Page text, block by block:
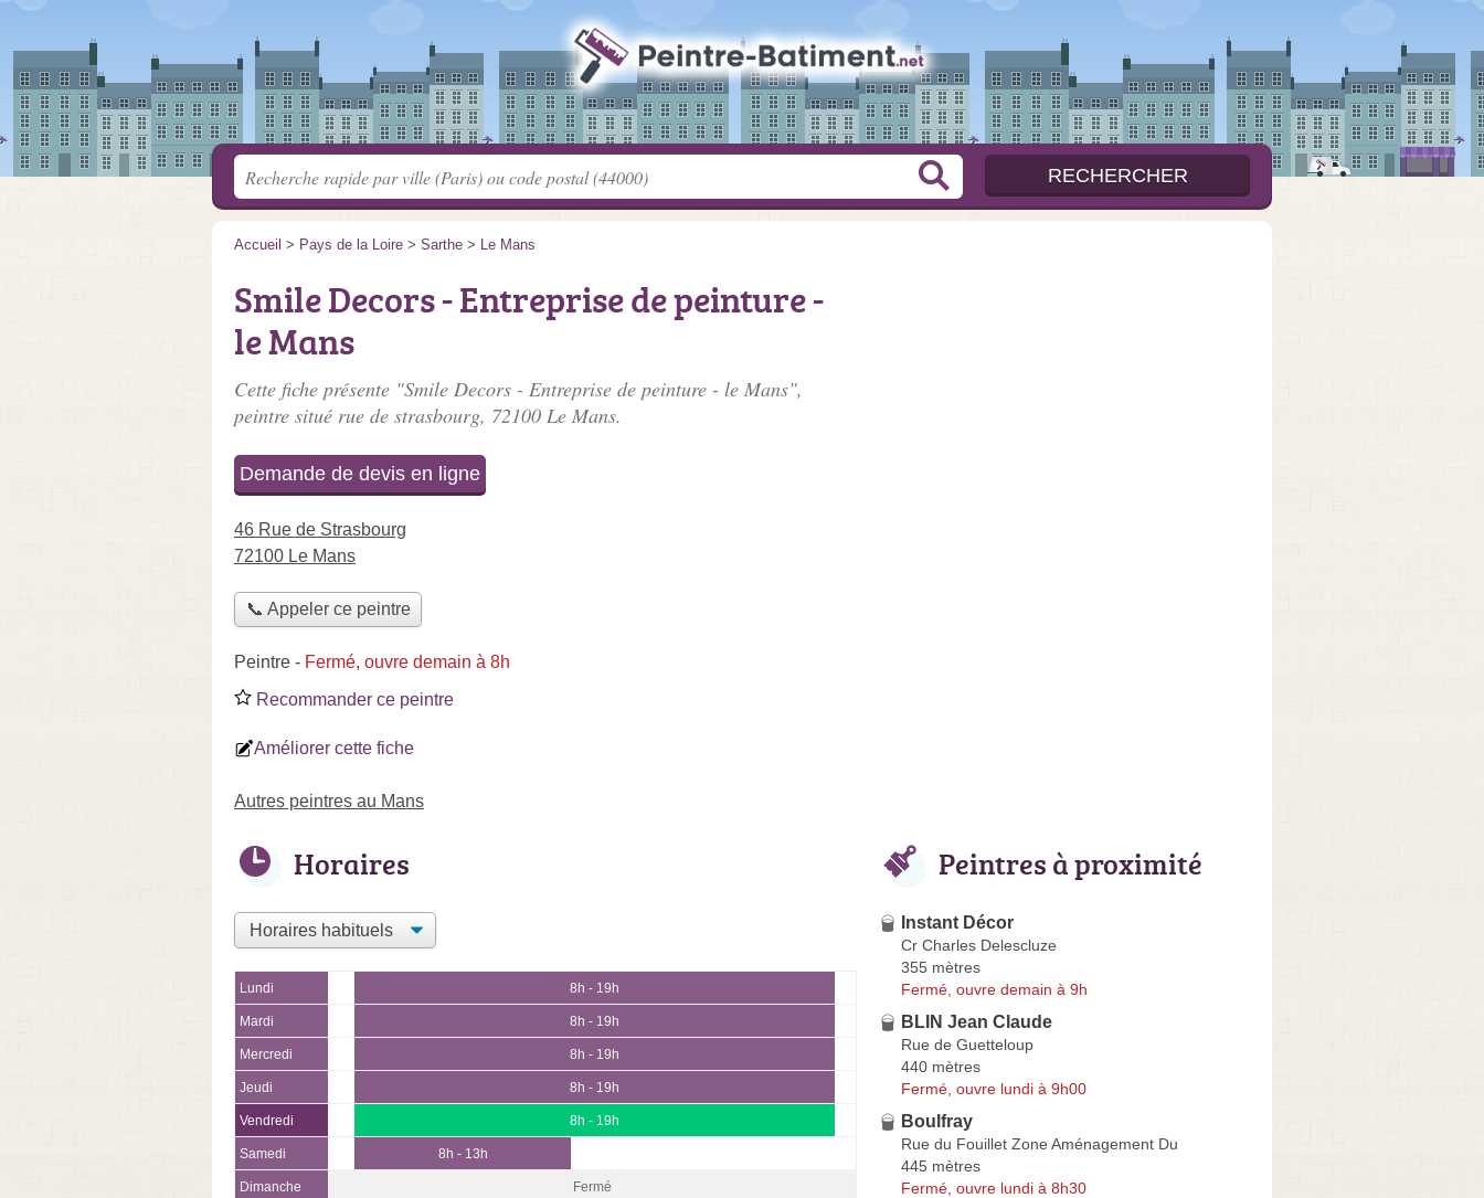
Accueil > Pays de la Loire > Sarthe > Le Mans
Smile Decors - Entreprise de peinture -
le Mans
Cette fiche présente "Smile Decors - Entreprise de peinture - le Mans",
peintre situé rue de strasbourg, 72100 Le Mans.
Demande de devis en ligne
46 Rue de Strasbourg
72100 Le Mans
📞 Appeler ce peintre
Peintre - Fermé, ouvre demain à 8h
Recommander ce peintre
Améliorer cette fiche
Autres peintres au Mans
Horaires
Lundi 8h - 19h
Mardi 8h - 19h
Mercredi 8h - 19h
Jeudi 8h - 19h
Vendredi 8h - 19h
Samedi 8h - 13h
Dimanche Fermé
Peintres à proximité
Instant Décor
Cr Charles Delescluze
355 mètres
Fermé, ouvre demain à 9h
BLIN Jean Claude
Rue de Guetteloup
440 mètres
Fermé, ouvre lundi à 9h00
Boulfray
Rue du Fouillet Zone Aménagement Du
445 mètres
Fermé, ouvre lundi à 8h30